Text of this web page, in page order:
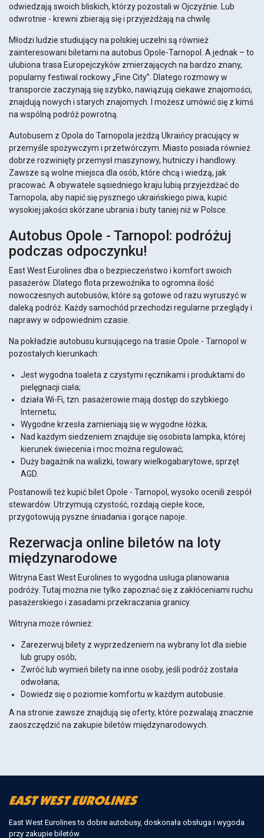
odwiedzają swoich bliskich, którzy pozostali w Ojczyźnie. Lub
odwrotnie - krewni zbierają się i przyjeżdżają na chwilę.
Młodzi ludzie studiujący na polskiej uczelni są również
zainteresowani biletami na autobus Opole-Tarnopol. A jednak – to
ulubiona trasa Europejczyków zmierzających na bardzo znany,
popularny festiwal rockowy „Fine City”. Dlatego rozmowy w
transporcie zaczynają się szybko, nawiązują ciekawe znajomości,
znajdują nowych i starych znajomych. I możesz umówić się z kimś
na wspólną podróż powrotną.
Autobusem z Opola do Tarnopola jeżdżą Ukraińcy pracujący w
przemyśle spożywczym i przetwórczym. Miasto posiada również
dobrze rozwinięty przemysł maszynowy, hutniczy i handlowy.
Zawsze są wolne miejsca dla osób, które chcą i wiedzą, jak
pracować. A obywatele sąsiedniego kraju lubią przyjeżdżać do
Tarnopola, aby napić się pysznego ukraińskiego piwa, kupić
wysokiej jakości skórzane ubrania i buty taniej niż w Polsce.
Autobus Opole - Tarnopol: podróżuj
podczas odpoczynku!
East West Eurolines dba o bezpieczeństwo i komfort swoich
pasażerów. Dlatego flota przewoźnika to ogromna ilość
nowoczesnych autobusów, które są gotowe od razu wyruszyć w
daleką podróż. Każdy samochód przechodzi regularne przeglądy i
naprawy w odpowiednim czasie.
Na pokładzie autobusu kursującego na trasie Opole - Tarnopol w
pozostałych kierunkach:
Jest wygodna toaleta z czystymi ręcznikami i produktami do
pielęgnacji ciała;
działa Wi-Fi, tzn. pasażerowie mają dostęp do szybkiego
Internetu;
Wygodne krzesła zamieniają się w wygodne łóżka;
Nad każdym siedzeniem znajduje się osobista lampka, której
kierunek świecenia i moc można regulować;
Duży bagażnik na walizki, towary wielkogabarytowe, sprzęt
AGD.
Postanowili też kupić bilet Opole - Tarnopol, wysoko ocenili zespół
stewardów. Utrzymują czystość, rozdają ciepłe koce,
przygotowują pyszne śniadania i gorące napoje.
Rezerwacja online biletów na loty
międzynarodowe
Witryna East West Eurolines to wygodna usługa planowania
podróży. Tutaj można nie tylko zapoznać się z zakłóceniami ruchu
pasażerskiego i zasadami przekraczania granicy.
Witryna może również:
Zarezerwuj bilety z wyprzedzeniem na wybrany lot dla siebie
lub grupy osób;
Zwróć lub wymień bilety na inne osoby, jeśli podróż została
odwołana;
Dowiedz się o poziomie komfortu w każdym autobusie.
A na stronie zawsze znajdują się oferty, które pozwalają znacznie
zaoszczędzić na zakupie biletów międzynarodowych.
East West Eurolines to dobre autobusy, doskonała obsługa i wygoda
przy zakupie biletów